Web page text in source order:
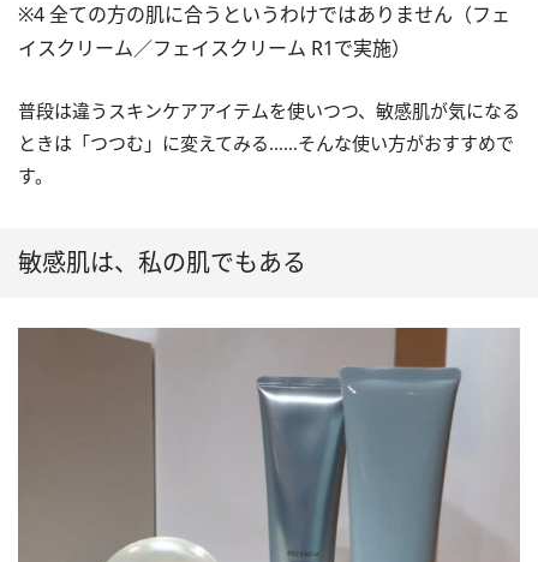
※4 全ての方の肌に合うというわけではありません（フェ
イスクリーム／フェイスクリーム R1で実施）
普段は違うスキンケアアイテムを使いつつ、敏感肌が気になる
ときは「つつむ」に変えてみる……そんな使い方がおすすめで
す。
敏感肌は、私の肌でもある